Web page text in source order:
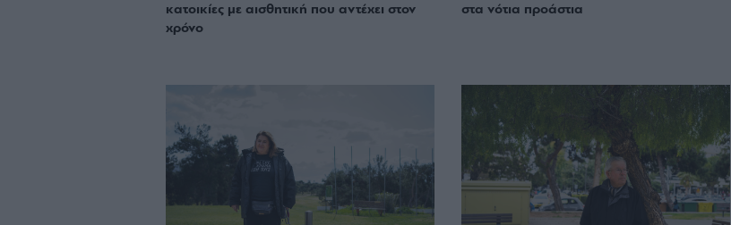
κατοικίες με αισθητική που αντέχει στον
χρόνο
στα νότια προάστια